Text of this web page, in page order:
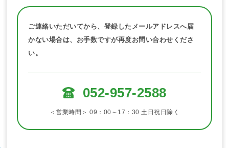
ご連絡いただいてから、登録したメールアドレスへ届
かない場合は、お手数ですが再度お問い合わせくださ
い。
052-957-2588
＜営業時間＞ 09：00～17：30 土日祝日除く